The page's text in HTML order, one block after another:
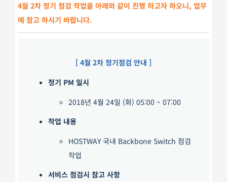
4월 2차 정기 점검 작업을 아래와 같이 진행 하고자 하오니, 업무
에 참고 하시기 바랍니다.
[ 4월 2차 정기점검 안내 ]
정기 PM 일시
2018년 4월 24일 (화) 05:00 ~ 07:00
작업 내용
HOSTWAY 국내 Backbone Switch 점검
작업
서비스 점검시 참고 사항